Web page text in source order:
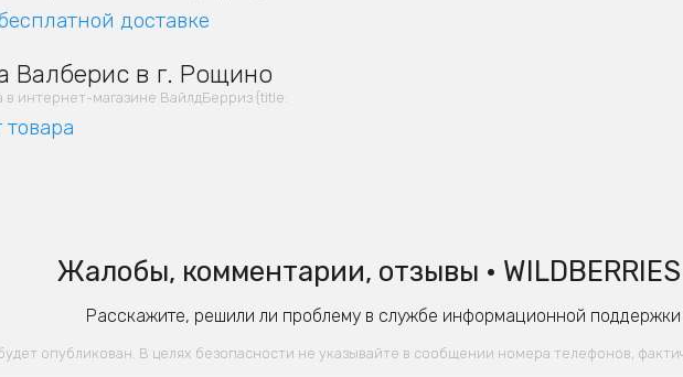
доставке
Валберис в г. Рощино
в интернет-магазине ВайлдБерриз {title:
Жалобы, комментарии, отзывы •
Расскажите, решили ли проблему в службе информационной поддержки
опубликован. В целях безопасности не указывайте в сообщении номера телефонов,